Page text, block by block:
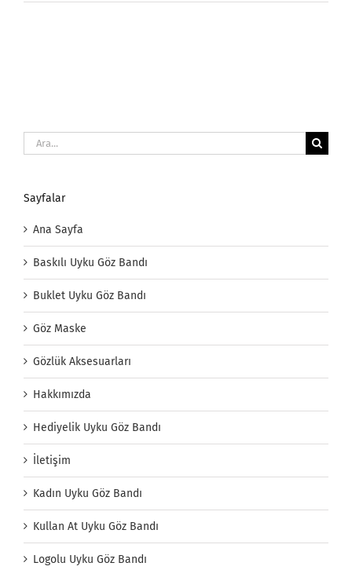
Ara:
Sayfalar
Ana Sayfa
Baskılı Uyku Göz Bandı
Buklet Uyku Göz Bandı
Göz Maske
Gözlük Aksesuarları
Hakkımızda
Hediyelik Uyku Göz Bandı
İletişim
Kadın Uyku Göz Bandı
Kullan At Uyku Göz Bandı
Logolu Uyku Göz Bandı